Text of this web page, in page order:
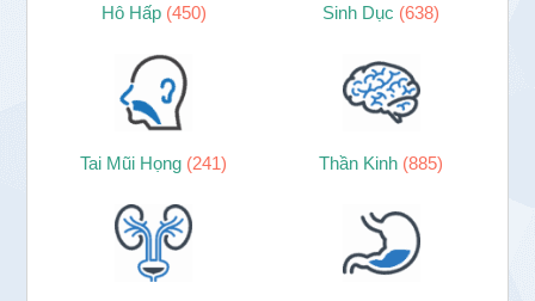
Hô Hấp (450) Sinh Dục (638)
Tai Mũi Họng (241) Thần Kinh (885)